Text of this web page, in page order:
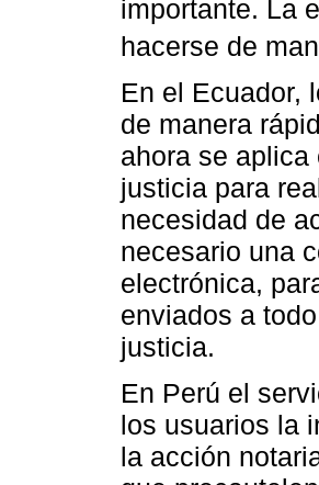
importante. La
hacerse de
En el Ecuador,
de manera
ahora se
justicia para
necesidad de
necesario una
electrónica,
enviados a
justicia.
En Perú el
los usuarios la
la acción